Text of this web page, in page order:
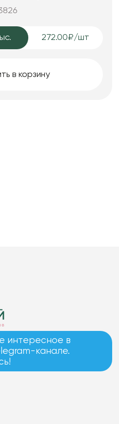
272.00₽/шт
в корзину
интересное в
канале.